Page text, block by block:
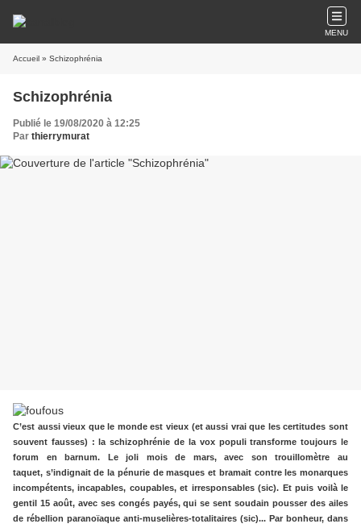
MENU
Accueil » Schizophrénia
Schizophrénia
Publié le 19/08/2020 à 12:25
Par thierrymurat
C’est aussi vieux que le monde est vieux (et aussi vrai que les certitudes sont
souvent fausses) : la schizophrénie de la vox populi transforme toujours le
forum en barnum. Le joli mois de mars, avec son trouillomètre au
taquet, s’indignait de la pénurie de masques et bramait contre les monarques
incompétents, incapables, coupables, et irresponsables (sic). Et puis voilà le
gentil 15 août, avec ses congés payés, qui se sent soudain pousser des ailes
de rébellion paranoïaque anti-muselières-totalitaires (sic)... Par bonheur, dans